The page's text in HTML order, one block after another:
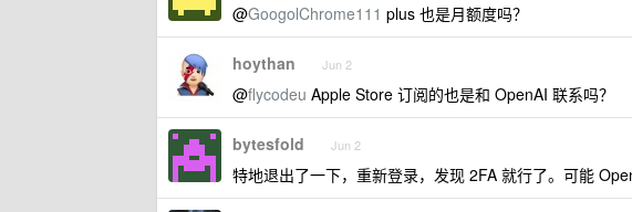
@GoogolChrome111 plus 也是月额度吗？
hoythan Jun 2
@flycodeu Apple Store 订阅的也是和 OpenAI 联系吗？
bytesfold Jun 2
特地退出了一下，重新登录，发现 2FA 就行了。可能